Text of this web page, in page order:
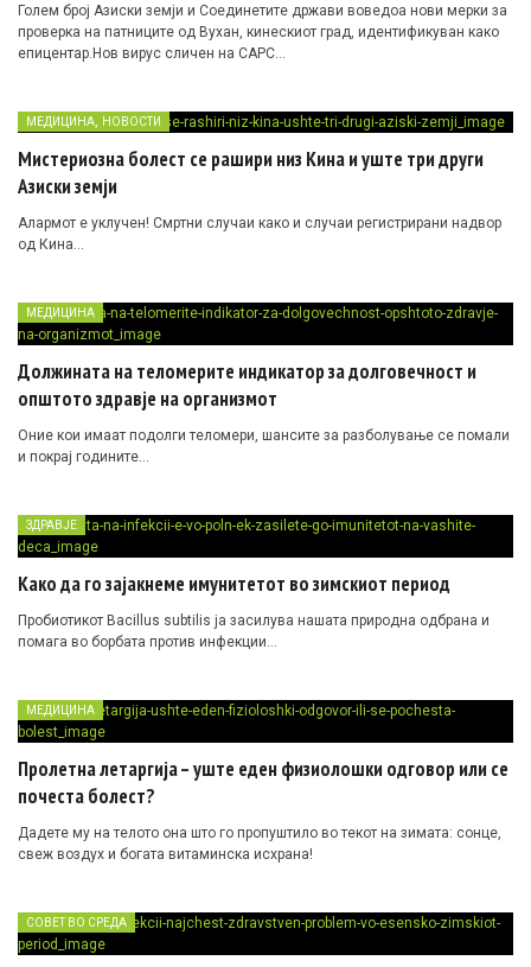
Голем број Азиски земји и Соединетите држави воведоа нови мерки за
проверка на патниците од Вухан, кинескиот град, идентификуван како
епицентар.Нов вирус сличен на САРС…
МЕДИЦИНА НОВОСТИ
Мистериозна болест се рашири низ Кина и уште три други
Азиски земји
Aлармoт е уклучен! Смртни случаи како и случаи регистрирани надвор
од Кина…
МЕДИЦИНА
Должината на теломерите индикатор за долговечност и
општото здравје на организмот
Оние кои имаат подолги теломери, шансите за разболување се помали
и покрај годините…
ЗДРАВЈЕ
Како да го зајакнеме имунитетот во зимскиот период
Пробиотикот Bacillus subtilis ја засилува нашата природна одбрана и
помага во борбата против инфекции…
МЕДИЦИНА
Пролетна летаргија – уште еден физиолошки одговор или се
почеста болест?
Дадете му на телото она што го пропуштило во текот на зимата: сонце,
свеж воздух и богата витаминска исхрана!
СОВЕТ ВО СРЕДА